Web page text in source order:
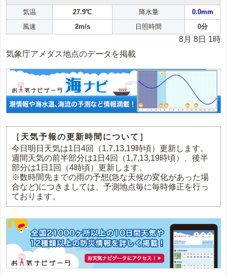
気温 27.9℃ 降水量
0.0mm
風速
2m/s 日照時間 0分
8月 8日 1時
気象庁アメダス地点のデータを掲載
［天気予報の更新時間について］
今日明日天気は1日4回（1,7,13,19時頃）更新します。
週間天気の前半部分は1日4回（1,7,13,19時頃）、後半
部分は1日1回（4時頃）更新します。
※数時間先までの雨の予想(急な天候の変化があった場
合など)につきましては、予測地点毎に毎時修正を行っ
ております。